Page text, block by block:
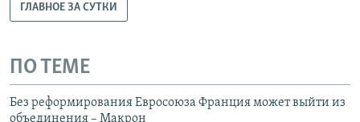
ГЛАВНОЕ ЗА СУТКИ
ПО ТЕМЕ
Без реформирования Евросоюза Франция может выйти из
объединения – Макрон